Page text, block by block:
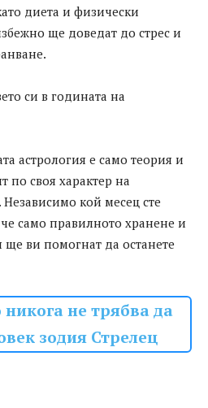
диета и физически
ще доведат до стрес и
си в годината на
астрология е само теория и
по своя характер на
кой месец сте
само правилното хранене и
ви помогнат да останете
не трябва да
зодия Стрелец